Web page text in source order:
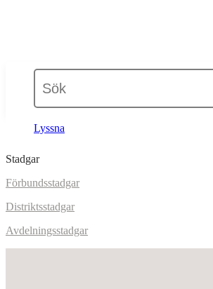
Lyssna
Stadgar
Förbundsstadgar
Distriktsstadgar
Avdelningsstadgar